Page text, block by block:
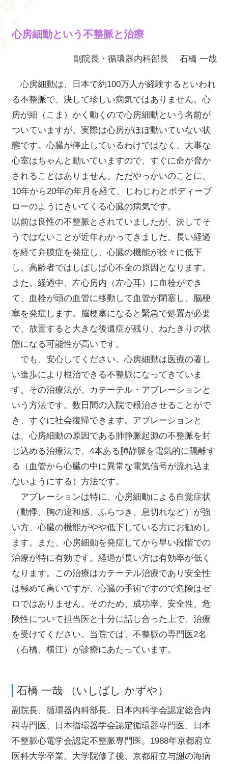
心房細動という不整脈と治療
副院長・循環器内科部長 石橋 一哉
心房細動は、日本で約100万人が経験するといわれ
る不整脈で、決して珍しい病気ではありません。心
房が細（こま）かく動くので心房細動という名前が
ついていますが、実際は心房がほぼ動いていない状
態です。心臓が停止しているわけではなく、大事な
心室はちゃんと動いていますので、すぐに命が脅か
されることはありません。ただやっかいのことに、
10年から20年の年月を経て、じわじわとボディーブ
ローのようにきいてくる心臓の病気です。
以前は良性の不整脈とされていましたが、決してそ
うではないことが近年わかってきました。長い経過
を経て弁膜症を発症し、心臓の機能が徐々に低下
し、高齢者ではしばしば心不全の原因となります。
また、経過中、左心房内（左心耳）に血栓ができ
て、血栓が頭の血管に移動して血管が閉塞し、脳梗
塞を発症します。脳梗塞になると緊急で処置が必要
で、放置すると大きな後遺症が残り、ねたきりの状
態になる可能性が高いです。
でも、安心してください。心房細動は医療の著し
い進歩により根治できる不整脈になってきていま
す。その治療法が、カテーテル・アブレーションと
いう方法です。数日間の入院で根治させることがで
き、すぐに社会復帰できます。アブレーションと
は、心房細動の原因である肺静脈起源の不整脈を封
じ込める治療法で、4本ある肺静脈を電気的に隔離す
る（血管から心臓の中に異常な電気信号が流れ込ま
ないようにする）方法です。
アブレーションは特に、心房細動による自覚症状
（動悸、胸の違和感、ふらつき、息切れなど）が強
い方、心臓の機能がやや低下している方にお勧めし
ます。また、心房細動を発症してから早い段階での
治療が特に有効です。経過が長い方は有効率が低く
なります。この治療はカテーテル治療であり安全性
は極めて高いですが、心臓の手術ですので危険はゼ
ロではありません。そのため、成功率、安全性、危
険性について担当医と十分に話し合った上で、治療
を受けてください。当院では、不整脈の専門医2名
（石橋、横江）が診療にあたっています。
石橋 一哉 （いしばし かずや）
副院長、循環器内科部長。日本内科学会認定総合内
科専門医、日本循環器学会認定循環器専門医、日本
不整脈心電学会認定不整脈専門医。1988年京都府立
医科大学卒業。大学院修了後、京都府立与謝の海病